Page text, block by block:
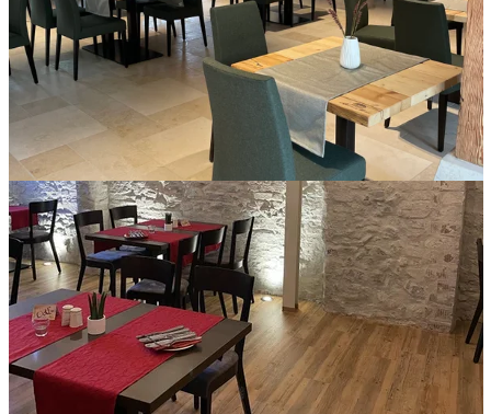
Restauranteinrichtung im eleganten Stil mit gepolsterten
Stühlen und Holztischen im Bleimer Schloss in Greding.